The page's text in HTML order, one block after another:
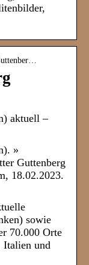
aktuell –
»
Guttenberg
18.02.2023.
sowie
70.000 Orte
Italien und